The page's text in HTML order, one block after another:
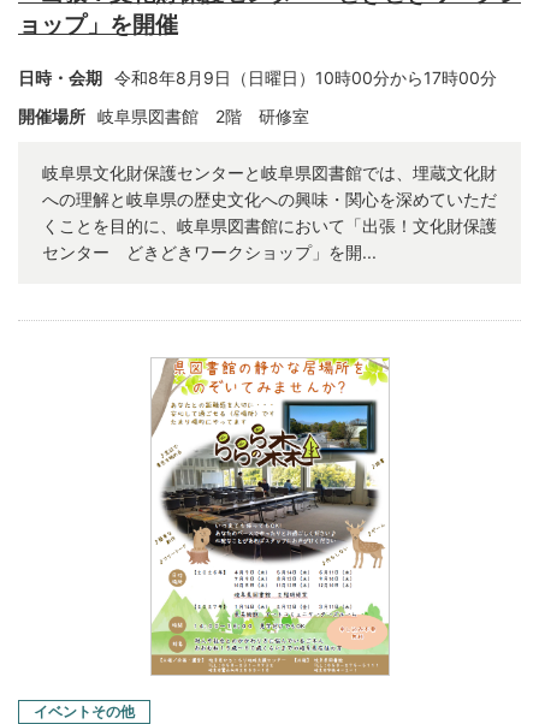
ョップ」を開催
日時・会期 令和8年8月9日（日曜日）10時00分から17時00分
開催場所 岐阜県図書館 2階 研修室
岐阜県文化財保護センターと岐阜県図書館では、埋蔵文化財
への理解と岐阜県の歴史文化への興味・関心を深めていただ
くことを目的に、岐阜県図書館において「出張！文化財保護
センター どきどきワークショップ」を開...
イベントその他